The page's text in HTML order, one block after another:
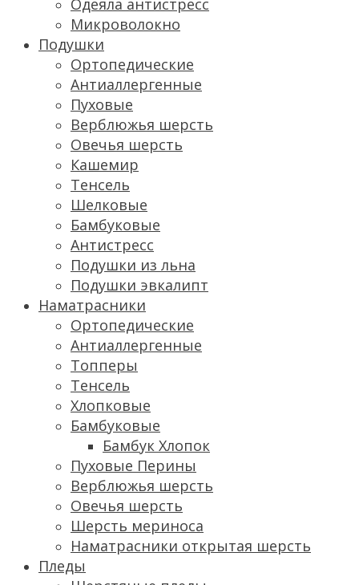
Одеяла антистресс
Микроволокно
Подушки
Ортопедические
Антиаллергенные
Пуховые
Верблюжья шерсть
Овечья шерсть
Кашемир
Тенсель
Шелковые
Бамбуковые
Антистресс
Подушки из льна
Подушки эвкалипт
Наматрасники
Ортопедические
Антиаллергенные
Топперы
Тенсель
Хлопковые
Бамбуковые
Бамбук Хлопок
Пуховые Перины
Верблюжья шерсть
Овечья шерсть
Шерсть мериноса
Наматрасники открытая шерсть
Пледы